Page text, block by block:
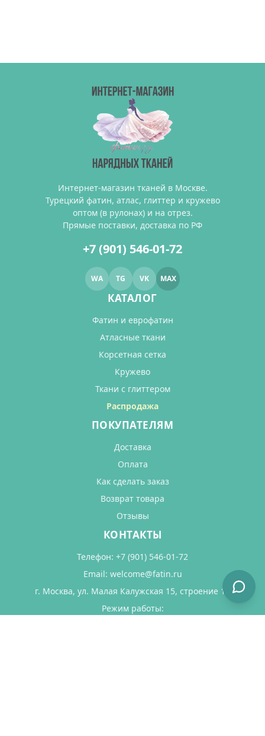
Интернет-магазин тканей в Москве.
Турецкий фатин, атлас, глиттер и кружево
оптом (в рулонах) и на отрез.
Прямые поставки, доставка по РФ
+7 (901) 546-01-72
WA TG VK MAX
КАТАЛОГ
Фатин и еврофатин
Атласные ткани
Корсетная сетка
Кружево
Ткани с глиттером
Распродажа
ПОКУПАТЕЛЯМ
Доставка
Оплата
Как сделать заказ
Возврат товара
Отзывы
КОНТАКТЫ
Телефон: +7 (901) 546-01-72
Email: welcome@fatin.ru
г. Москва, ул. Малая Калужская 15, строение 17
Режим работы: